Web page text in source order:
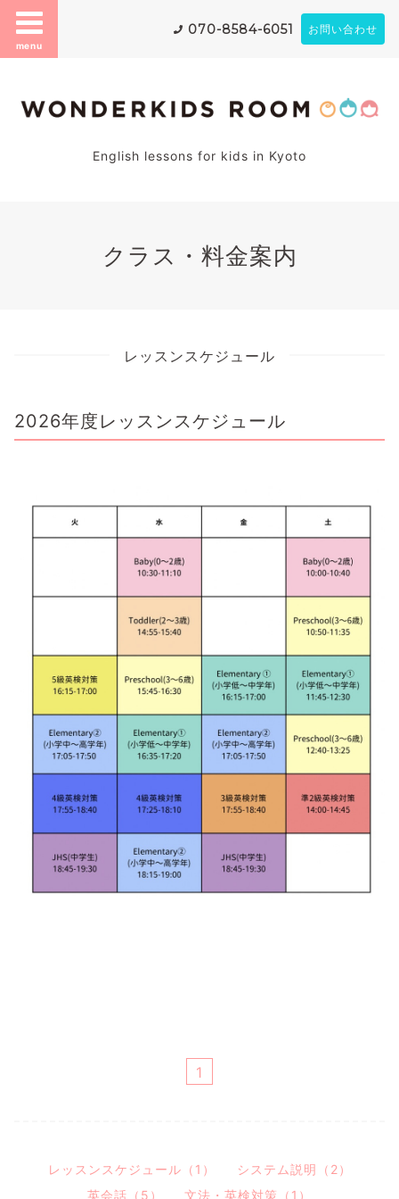
menu
070-8584-6051 お問い合わせ
English lessons for kids in Kyoto
クラス・料金案内
レッスンスケジュール
2026年度レッスンスケジュール
1
レッスンスケジュール（1）
システム説明（2）
英会話（5）
文法・英検対策（1）